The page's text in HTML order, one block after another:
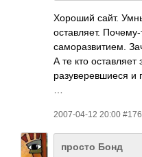
Хороший сайт.
оставляет.
саморазвитием.
А те кто
разуверевшиеся и
2007-04-12 20:00
просто Бонд